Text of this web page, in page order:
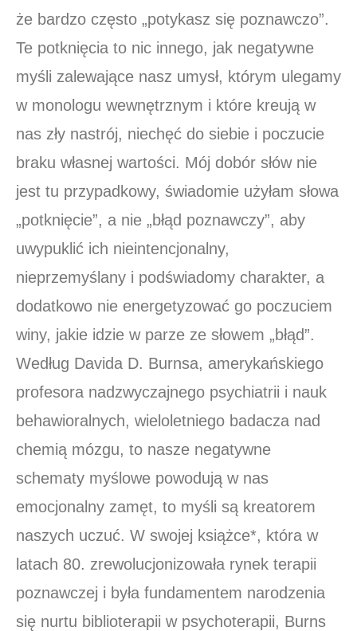
że bardzo często „potykasz się poznawczo”.
Te potknięcia to nic innego, jak negatywne
myśli zalewające nasz umysł, którym ulegamy
w monologu wewnętrznym i które kreują w
nas zły nastrój, niechęć do siebie i poczucie
braku własnej wartości. Mój dobór słów nie
jest tu przypadkowy, świadomie użyłam słowa
„potknięcie”, a nie „błąd poznawczy”, aby
uwypuklić ich nieintencjonalny,
nieprzemyślany i podświadomy charakter, a
dodatkowo nie energetyzować go poczuciem
winy, jakie idzie w parze ze słowem „błąd”.
Według Davida D. Burnsa, amerykańskiego
profesora nadzwyczajnego psychiatrii i nauk
behawioralnych, wieloletniego badacza nad
chemią mózgu, to nasze negatywne
schematy myślowe powodują w nas
emocjonalny zamęt, to myśli są kreatorem
naszych uczuć. W swojej książce*, która w
latach 80. zrewolucjonizowała rynek terapii
poznawczej i była fundamentem narodzenia
się nurtu biblioterapii w psychoterapii, Burns